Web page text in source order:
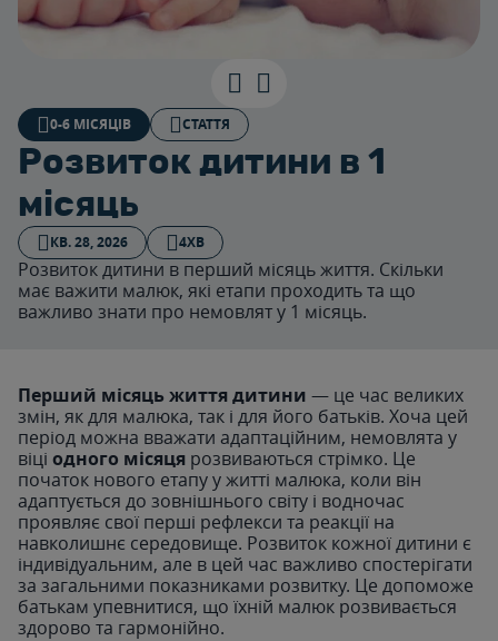
0-6 МІСЯЦІВ СТАТТЯ
Розвиток дитини в 1
місяць
КВ. 28, 2026 4ХВ
Розвиток дитини в перший місяць життя. Скільки
має важити малюк, які етапи проходить та що
важливо знати про немовлят у 1 місяць.
Перший місяць життя дитини — це час великих
змін, як для малюка, так і для його батьків. Хоча цей
період можна вважати адаптаційним, немовлята у
віці одного місяця розвиваються стрімко. Це
початок нового етапу у житті малюка, коли він
адаптується до зовнішнього світу і водночас
проявляє свої перші рефлекси та реакції на
навколишнє середовище. Розвиток кожної дитини є
індивідуальним, але в цей час важливо спостерігати
за загальними показниками розвитку. Це допоможе
батькам упевнитися, що їхній малюк розвивається
здорово та гармонійно.